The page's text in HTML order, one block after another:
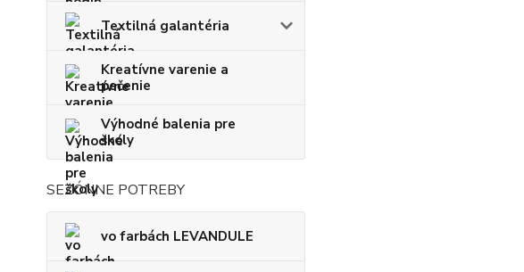
Textilná galantéria
Kreatívne varenie a
pečenie
Výhodné balenia pre
školy
SEZÓNNE POTREBY
vo farbách LEVANDULE